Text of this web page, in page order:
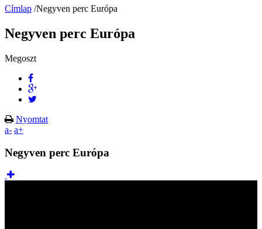
Címlap /Negyven perc Európa
Negyven perc Európa
Megoszt
Nyomtat
a- a+
Negyven perc Európa